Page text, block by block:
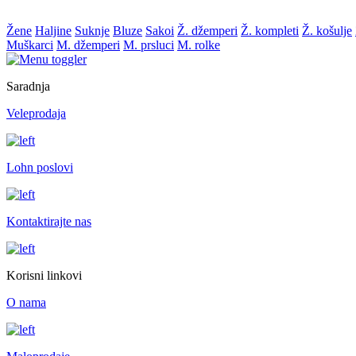
Žene Haljine Suknje Bluze Sakoi Ž. džemperi Ž. kompleti Ž. košulje
Muškarci M. džemperi M. prsluci M. rolke
Saradnja
Veleprodaja
Lohn poslovi
Kontaktirajte nas
Korisni linkovi
O nama